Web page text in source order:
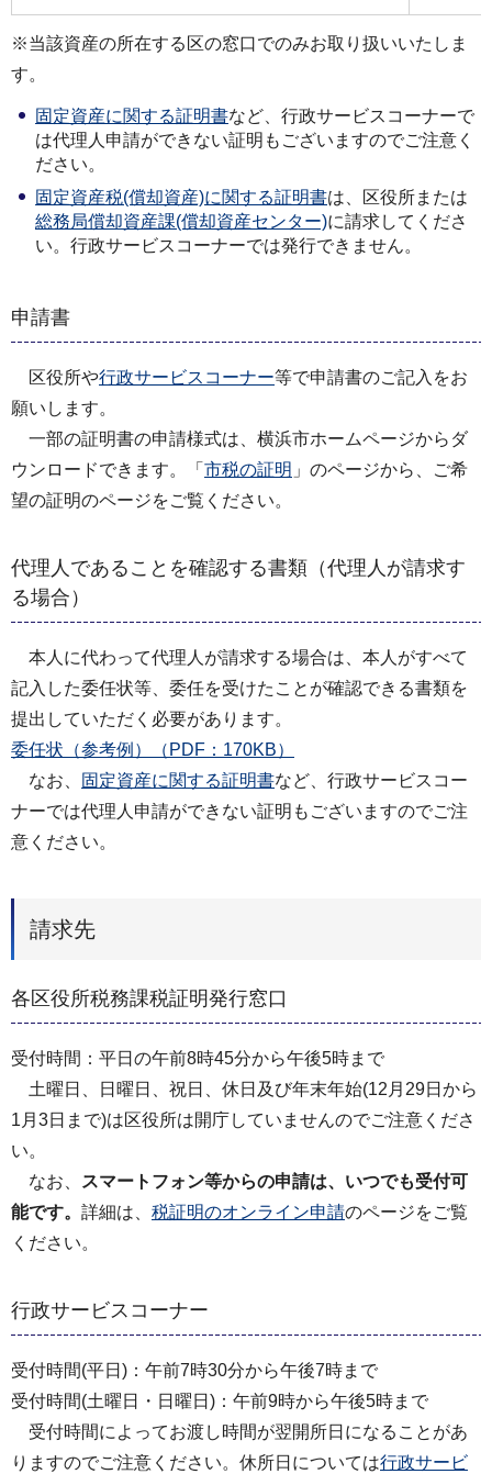
※当該資産の所在する区の窓口でのみお取り扱いいたしま
す。
固定資産に関する証明書など、行政サービスコーナーで
は代理人申請ができない証明もございますのでご注意く
ださい。
固定資産税(償却資産)に関する証明書は、区役所または
総務局償却資産課(償却資産センター)に請求してくださ
い。行政サービスコーナーでは発行できません。
申請書
区役所や行政サービスコーナー等で申請書のご記入をお
願いします。
一部の証明書の申請様式は、横浜市ホームページからダ
ウンロードできます。「 市税の証明 」のページから、ご希
望の証明のページをご覧ください。
代理人であることを確認する書類（代理人が請求す
る場合）
本人に代わって代理人が請求する場合は、本人がすべて
記入した委任状等、委任を受けたことが確認できる書類を
提出していただく必要があります。
委任状（参考例）（PDF：170KB）
なお、
固定資産に関する証明書など、行政サービスコー
ナーでは代理人申請ができない証明もございますのでご注
意ください。
請求先
各区役所税務課税証明発行窓口
受付時間：平日の午前8時45分から午後5時まで
土曜日、日曜日、祝日、休日及び年末年始(12月29日から
1月3日まで)は区役所は開庁していませんのでご注意くださ
い。
なお、
スマートフォン等からの申請は、いつでも受付可
能です。 詳細は、 税証明のオンライン申請のページをご覧
ください。
行政サービスコーナー
受付時間(平日)：午前7時30分から午後7時まで
受付時間(土曜日・日曜日)：午前9時から午後5時まで
受付時間によってお渡し時間が翌開所日になることがあ
りますのでご注意ください。休所日については行政サービ